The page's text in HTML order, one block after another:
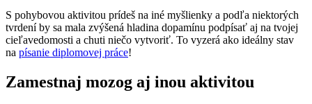
S pohybovou aktivitou prídeš na iné myšlienky a podľa niektorých
tvrdení by sa mala zvýšená hladina dopamínu podpísať aj na tvojej
cieľavedomosti a chuti niečo vytvoriť. To vyzerá ako ideálny stav
na písanie diplomovej práce!
Zamestnaj mozog aj inou aktivitou